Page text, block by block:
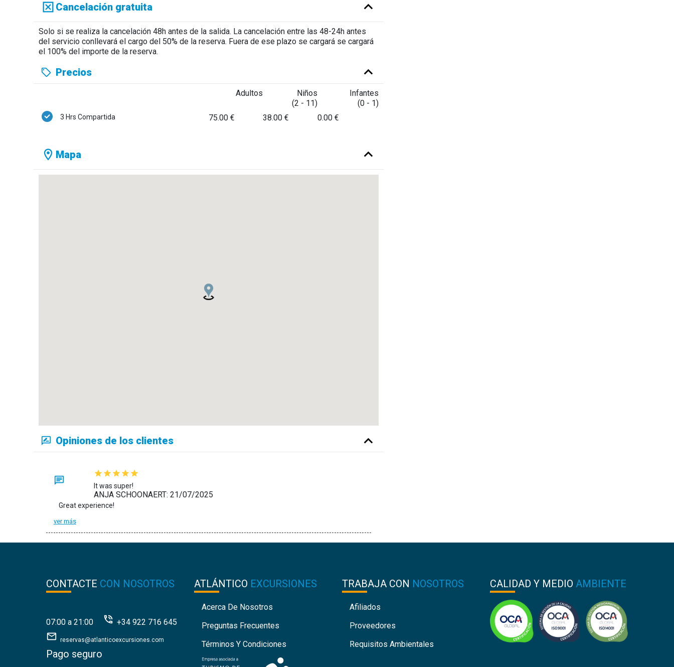
Cancelación gratuita
Solo si se realiza la cancelación 48h antes de la salida. La cancelación entre las 48-24h antes
del servicio conllevará el cargo del 50% de la reserva. Fuera de ese plazo se cargará se cargará
el 100% del importe de la reserva.
Precios
Adultos
Niños
(2 - 11)
Infantes
(0 - 1)
3 Hrs Compartida 75.00 € 38.00 € 0.00 €
Mapa
Opiniones de los clientes
It was super!
ANJA SCHOONAERT: 21/07/2025
Great experience!
ver más
CONTACTE CON NOSOTROS
07:00 a 21:00 +34 922 716 645
reservas@atlanticoexcursiones.com
Pago seguro
ATLÁNTICO EXCURSIONES
Acerca De Nosotros
Preguntas Frecuentes
Términos Y Condiciones
TRABAJA CON NOSOTROS
Afiliados
Proveedores
Requisitos Ambientales
CALIDAD Y MEDIO AMBIENTE